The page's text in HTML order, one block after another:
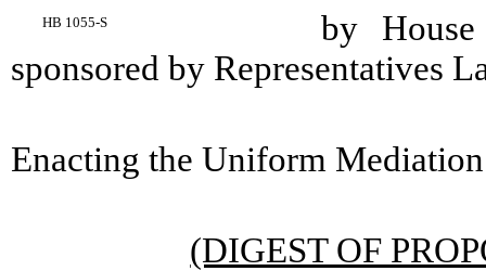
HB 1055-S
by
sponsored by Representatives
Enacting the Uniform
(DIGEST OF